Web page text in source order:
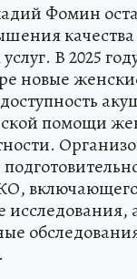
Фомин
В 2025
новые
помощи
исследования,